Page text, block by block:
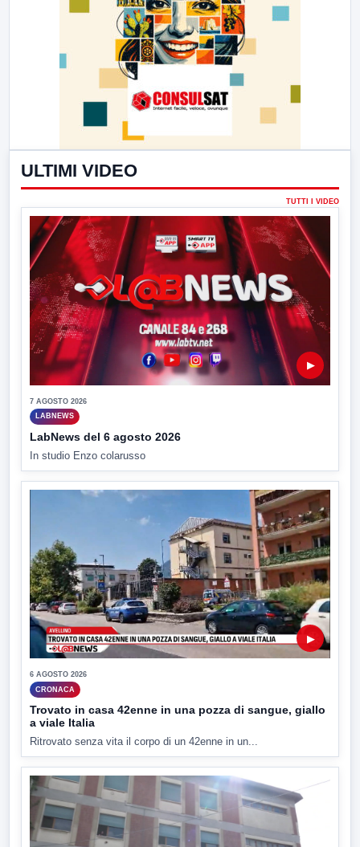
ULTIMI VIDEO
TUTTI I VIDEO
▶
7 AGOSTO 2026
LABNEWS
LabNews del 6 agosto 2026
In studio Enzo colarusso
▶
6 AGOSTO 2026
CRONACA
Trovato in casa 42enne in una pozza di sangue, giallo
a viale Italia
Ritrovato senza vita il corpo di un 42enne in un...